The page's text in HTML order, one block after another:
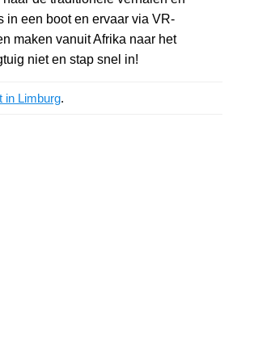
in een boot en ervaar via VR-
maken vanuit Afrika naar het
niet en stap snel in!
in Limburg.